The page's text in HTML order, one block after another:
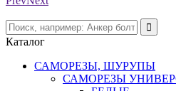
Каталог
САМОРЕЗЫ, ШУРУПЫ
САМОРЕЗЫ